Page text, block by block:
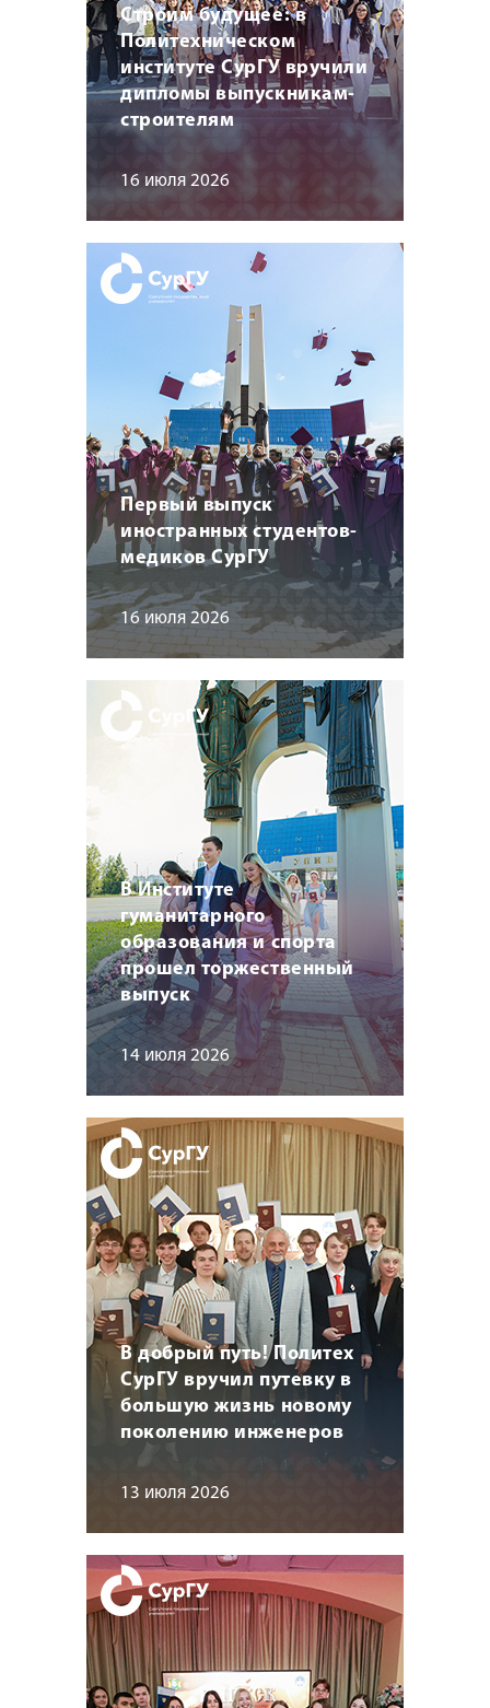
Строим будущее: в
Политехническом
институте СурГУ вручили
дипломы выпускникам-
строителям
16 июля 2026
Первый выпуск
иностранных студентов-
медиков СурГУ
16 июля 2026
В Институте
гуманитарного
образования и спорта
прошел торжественный
выпуск
14 июля 2026
В добрый путь! Политех
СурГУ вручил путевку в
большую жизнь новому
поколению инженеров
13 июля 2026